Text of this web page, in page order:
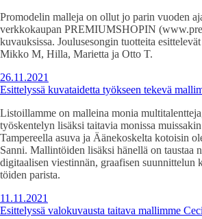
Promodelin malleja on ollut jo parin vuoden
verkkokaupan PREMIUMSHOPIN
kuvauksissa. Joulusesongin tuotteita
Mikko M, Hilla, Marietta ja Otto T.
26.11.2021
Esittelyssä kuvataidetta työkseen tekevä
Listoillamme on malleina monia
työskentelyn lisäksi taitavia monissa
Tampereella asuva ja Äänekoskelta kotoisin
Sanni. Mallintöiden lisäksi hänellä on taustaa
digitaalisen viestinnän, graafisen suunnittelun
töiden parista.
11.11.2021
Esittelyssä valokuvausta taitava mallimme